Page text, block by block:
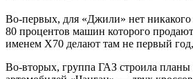
Во-первых, для «Джили» нет никакого
80 процентов машин которого
именем Х70 делают там не первый
Во-вторых, группа ГАЗ строила